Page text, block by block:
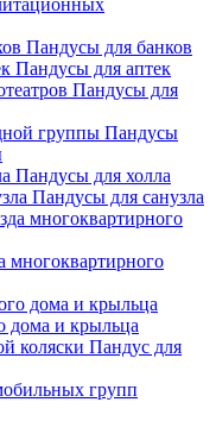
Пандусы для банков
Пандусы для аптек
Пандусы для
Пандусы
Пандусы для холла
Пандусы для санузла
многоквартирного
дома и крыльца
Пандус для